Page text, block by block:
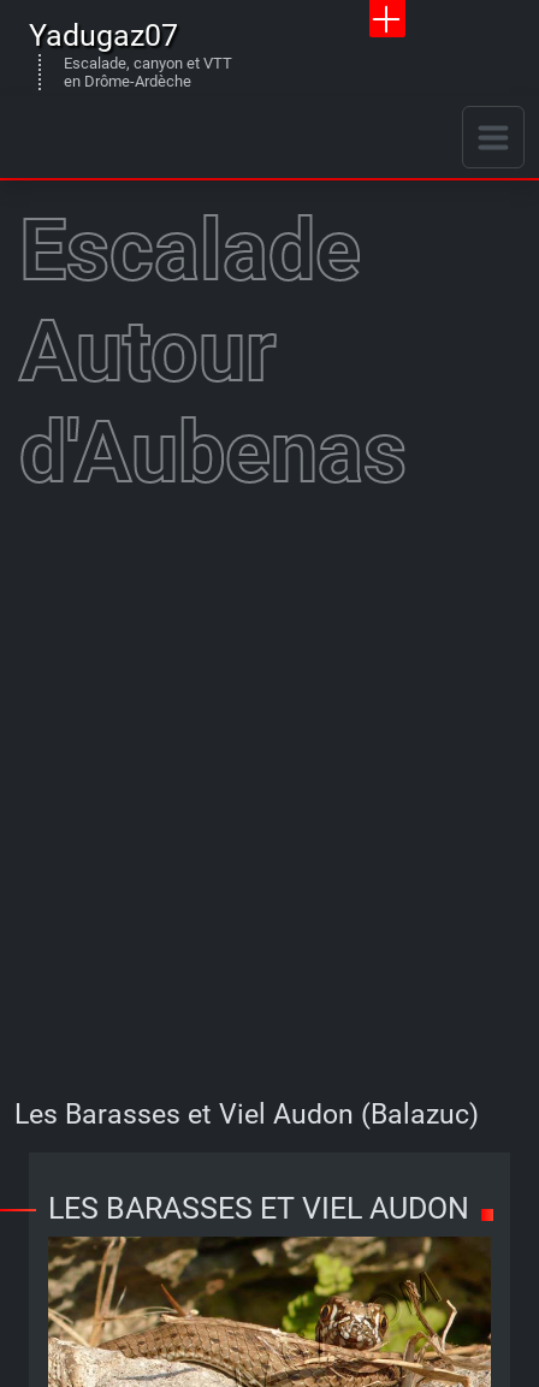
Yadugaz07
Escalade, canyon et VTT
en Drôme-Ardèche
Escalade
Autour
d'Aubenas
Les Barasses et Viel Audon (Balazuc)
LES BARASSES ET VIEL AUDON